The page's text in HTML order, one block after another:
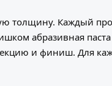
толщину. Каждый
абразивная
и финиш. Для